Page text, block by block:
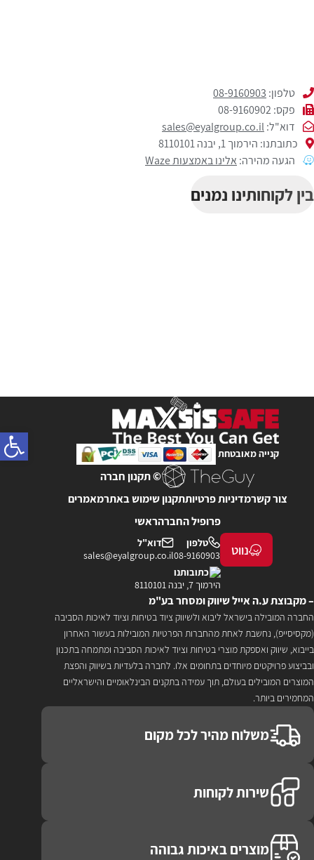
טלפון: 08-9160903
פקס: 08-9160902
דוא"ל:sales@eyalgroup.co.il
כתובתנו: הירמוך 1, יבנה 8110101
הגעה מהירה: אלינו באמצעות Waze
בין לקוחותינו נמנים
קנייה מאובטחת
© תקנון חברה
צור קשרמדיניות פרטיותתקנון שימוש באתרמאמרים
פרופיל החברהראשי
נווט
טלפון
08-9160903
דוא"ל
sales@eyalgroup.co.il
כתובותנו
הירמוך 7, יבנה 8110101
– מקבוצת ע.ה אייל שיווק ומסחר בע"מ
החברה המובילה בישראל ליבוא ולשיווק ציוד בטיחות וציוד לאיכות הסביבה
(מקסיסייפ), נחשבת לאחת מהחברות הפרטיות המובילות בעשור האחרון
בייבוא, שיווק ואספקת מוצרי בטיחות וציוד לאיכות הסביבה ומתמחה בתכנון
ובביצוע פרויקטים מיוחדים בתחומים אלו. לחברה בלעדיות בשיווק והפצת
המוצרים המובילים בעולם, תוך עמידה בתקנים הבינלאומיים והישראליים
המחמירים ביותר.
משלוח מהיר לכל מקום
שירות לקוחות
מוצרים באיכות גבוהה